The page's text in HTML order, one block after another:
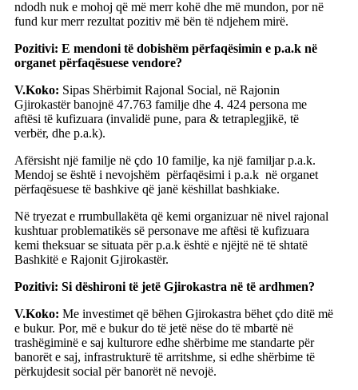
ndodh nuk e mohoj që më merr kohë dhe më mundon, por në
fund kur merr rezultat pozitiv më bën të ndjehem mirë.
Pozitivi: E mendoni të dobishëm përfaqësimin e p.a.k në
organet përfaqësuese vendore?
V.Koko: Sipas Shërbimit Rajonal Social, në Rajonin
Gjirokastër banojnë 47.763 familje dhe 4. 424 persona me
aftësi të kufizuara (invalidë pune, para & tetraplegjikë, të
verbër, dhe p.a.k).
Afërsisht një familje në çdo 10 familje, ka një familjar p.a.k.
Mendoj se është i nevojshëm përfaqësimi i p.a.k në organet
përfaqësuese të bashkive që janë këshillat bashkiake.
Në tryezat e rrumbullakëta që kemi organizuar në nivel rajonal
kushtuar problematikës së personave me aftësi të kufizuara
kemi theksuar se situata për p.a.k është e njëjtë në të shtatë
Bashkitë e Rajonit Gjirokastër.
Pozitivi: Si dëshironi të jetë Gjirokastra në të ardhmen?
V.Koko: Me investimet që bëhen Gjirokastra bëhet çdo ditë më
e bukur. Por, më e bukur do të jetë nëse do të mbartë në
trashëgiminë e saj kulturore edhe shërbime me standarte për
banorët e saj, infrastrukturë të arritshme, si edhe shërbime të
përkujdesit social për banorët në nevojë.